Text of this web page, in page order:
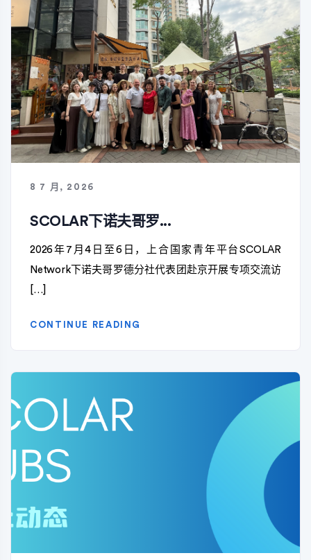
8 7 月, 2026
SCOLAR下诺夫哥罗...
2026年7月4日至6日，上合国家青年平台SCOLAR
Network下诺夫哥罗德分社代表团赴京开展专项交流访
[…]
CONTINUE READING